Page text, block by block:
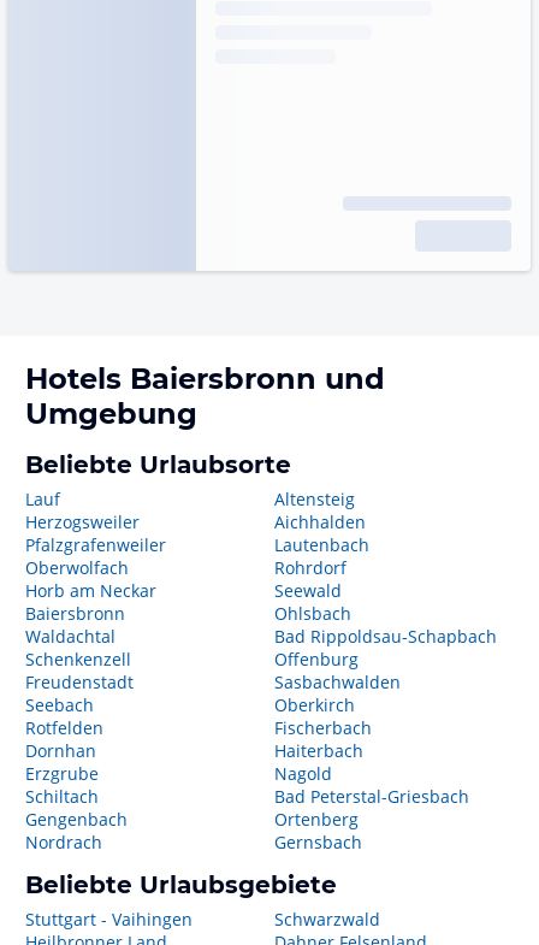
Hotels Baiersbronn und
Umgebung
Beliebte Urlaubsorte
Lauf
Herzogsweiler
Pfalzgrafenweiler
Oberwolfach
Horb am Neckar
Baiersbronn
Waldachtal
Schenkenzell
Freudenstadt
Seebach
Rotfelden
Dornhan
Erzgrube
Schiltach
Gengenbach
Nordrach
Altensteig
Aichhalden
Lautenbach
Rohrdorf
Seewald
Ohlsbach
Bad Rippoldsau-Schapbach
Offenburg
Sasbachwalden
Oberkirch
Fischerbach
Haiterbach
Nagold
Bad Peterstal-Griesbach
Ortenberg
Gernsbach
Beliebte Urlaubsgebiete
Stuttgart - Vaihingen
Schwarzwald